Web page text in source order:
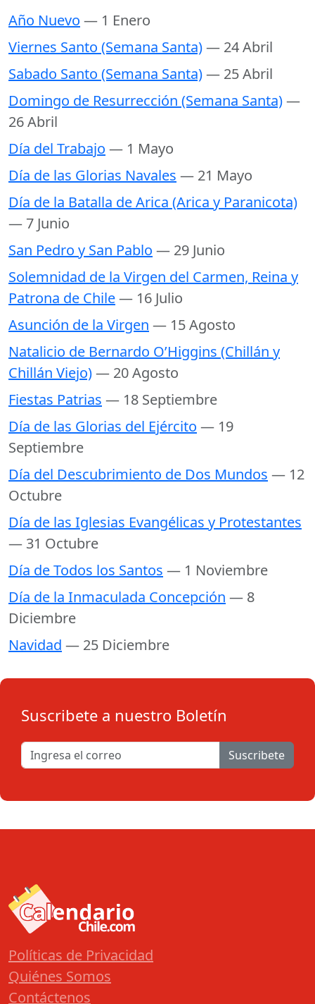
Año Nuevo — 1 Enero
Viernes Santo (Semana Santa)— 24 Abril
Sabado Santo (Semana Santa)— 25 Abril
Domingo de Resurrección (Semana Santa)—
26 Abril
Día del Trabajo — 1 Mayo
Día de las Glorias Navales — 21 Mayo
Día de la Batalla de Arica (Arica y Paranicota)
— 7 Junio
San Pedro y San Pablo — 29 Junio
Solemnidad de la Virgen del Carmen, Reina y
Patrona de Chile— 16 Julio
Asunción de la Virgen — 15 Agosto
Natalicio de Bernardo O’Higgins (Chillán y
Chillán Viejo)— 20 Agosto
Fiestas Patrias — 18 Septiembre
Día de las Glorias del Ejército — 19
Septiembre
Día del Descubrimiento de Dos Mundos — 12
Octubre
Día de las Iglesias Evangélicas y Protestantes
— 31 Octubre
Día de Todos los Santos — 1 Noviembre
Día de la Inmaculada Concepción — 8
Diciembre
Navidad — 25 Diciembre
Suscribete a nuestro Boletín
Suscribete
Políticas de Privacidad
Quiénes Somos
Contáctenos